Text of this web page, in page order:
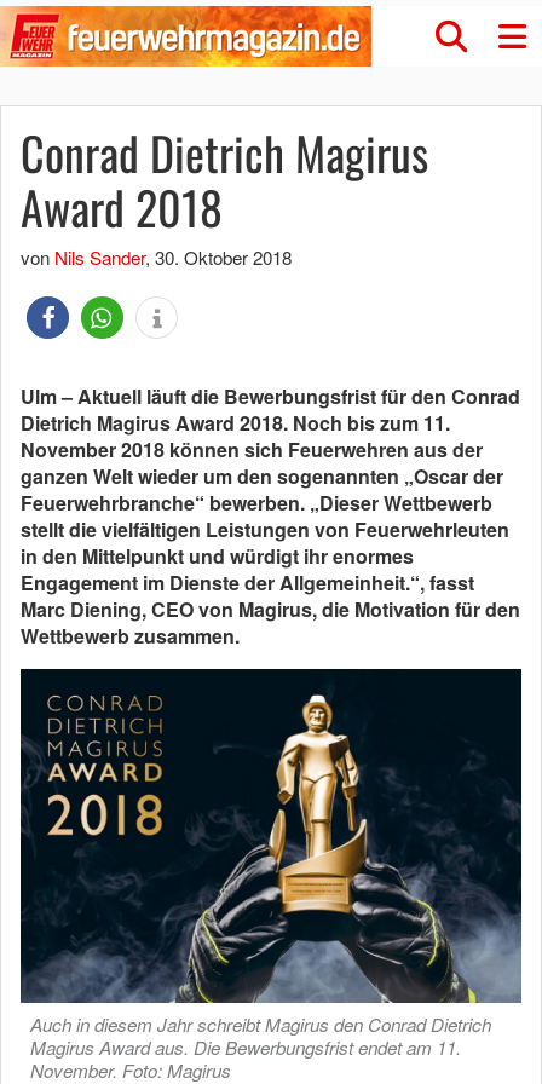
Conrad Dietrich Magirus
Award 2018
von Nils Sander, 30. Oktober 2018
Ulm – Aktuell läuft die Bewerbungsfrist für den Conrad
Dietrich Magirus Award 2018. Noch bis zum 11.
November 2018 können sich Feuerwehren aus der
ganzen Welt wieder um den sogenannten „Oscar der
Feuerwehrbranche“ bewerben. „Dieser Wettbewerb
stellt die vielfältigen Leistungen von Feuerwehrleuten
in den Mittelpunkt und würdigt ihr enormes
Engagement im Dienste der Allgemeinheit.“, fasst
Marc Diening, CEO von Magirus, die Motivation für den
Wettbewerb zusammen.
Auch in diesem Jahr schreibt Magirus den Conrad Dietrich
Magirus Award aus. Die Bewerbungsfrist endet am 11.
November. Foto: Magirus